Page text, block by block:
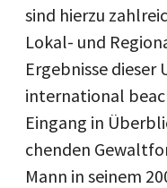
sind hierzu
Lokal- und
Ergebnisse dieser
international
Eingang in
chenden
Mann in seinem